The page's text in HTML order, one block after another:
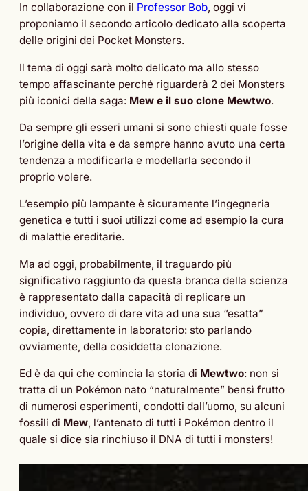
In collaborazione con il Professor Bob, oggi vi
proponiamo il secondo articolo dedicato alla scoperta
delle origini dei Pocket Monsters.
Il tema di oggi sarà molto delicato ma allo stesso
tempo affascinante perché riguarderà 2 dei Monsters
più iconici della saga: Mew e il suo clone Mewtwo.
Da sempre gli esseri umani si sono chiesti quale fosse
l’origine della vita e da sempre hanno avuto una certa
tendenza a modificarla e modellarla secondo il
proprio volere.
L’esempio più lampante è sicuramente l’ingegneria
genetica e tutti i suoi utilizzi come ad esempio la cura
di malattie ereditarie.
Ma ad oggi, probabilmente, il traguardo più
significativo raggiunto da questa branca della scienza
è rappresentato dalla capacità di replicare un
individuo, ovvero di dare vita ad una sua “esatta”
copia, direttamente in laboratorio: sto parlando
ovviamente, della cosiddetta clonazione.
Ed è da qui che comincia la storia di Mewtwo: non si
tratta di un Pokémon nato “naturalmente” bensì frutto
di numerosi esperimenti, condotti dall’uomo, su alcuni
fossili di Mew, l’antenato di tutti i Pokémon dentro il
quale si dice sia rinchiuso il DNA di tutti i monsters!